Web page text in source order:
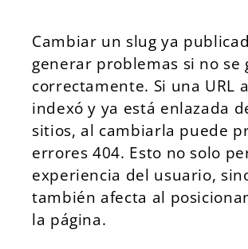
Cambiar un slug ya
generar problemas si no se
correctamente. Si una URL
indexó y ya está enlazada
sitios, al cambiarla puede
errores 404. Esto no solo
experiencia del usuario,
también afecta al
la página.